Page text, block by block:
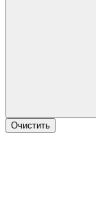
Очистить